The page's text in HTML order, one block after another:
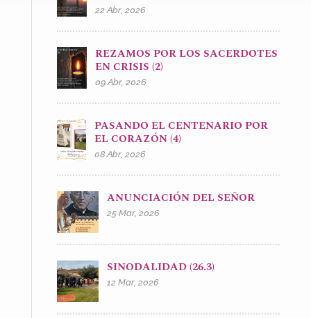
22 Abr, 2026
REZAMOS POR LOS SACERDOTES
EN CRISIS (2)
09 Abr, 2026
PASANDO EL CENTENARIO POR
EL CORAZÓN (4)
08 Abr, 2026
ANUNCIACIÓN DEL SEÑOR
25 Mar, 2026
SINODALIDAD (26.3)
12 Mar, 2026